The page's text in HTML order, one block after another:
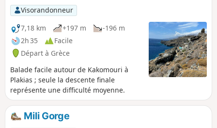
Visorandonneur
7,18 km
+197 m
-196 m
2h 35
Facile
Départ à Grèce
Balade facile autour de Kakomouri à
Plakias ; seule la descente finale
représente une difficulté moyenne.
Mili Gorge